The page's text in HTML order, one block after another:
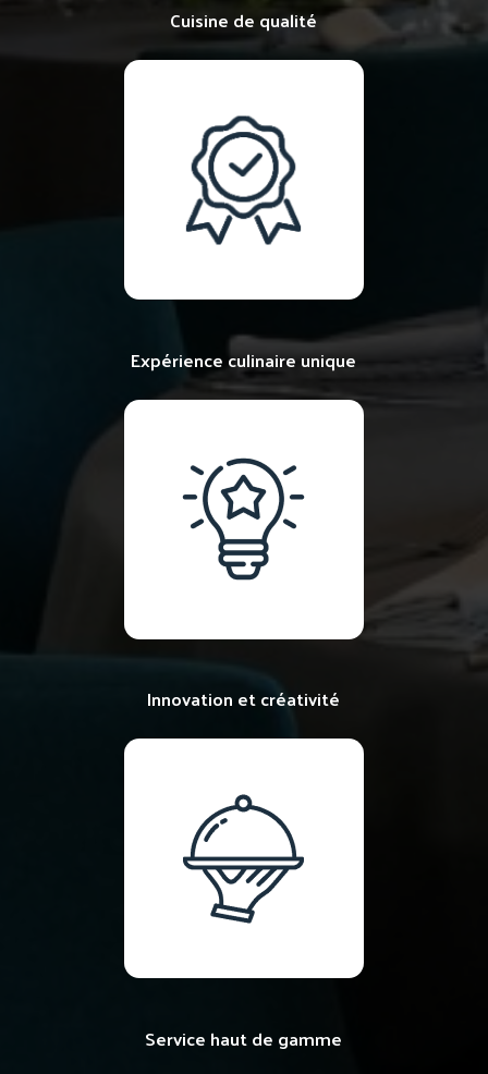
Cuisine de qualité
Expérience culinaire unique
Innovation et créativité
Service haut de gamme